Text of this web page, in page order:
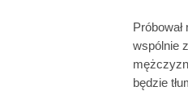
wspólnie
będzie